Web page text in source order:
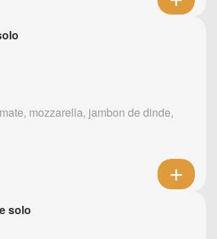
mozzarella, jambon de dinde,
solo